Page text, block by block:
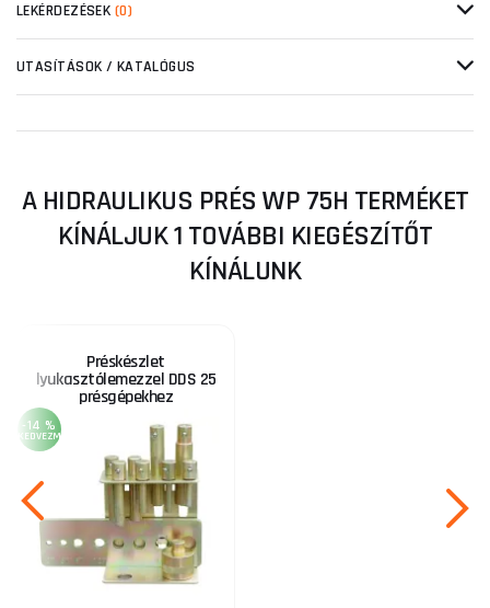
LEKÉRDEZÉSEK (0)
UTASÍTÁSOK / KATALÓGUS
A HIDRAULIKUS PRÉS WP 75H TERMÉKET
KÍNÁLJUK 1 TOVÁBBI KIEGÉSZÍTŐT
KÍNÁLUNK
Préskészlet
lyukasztólemezzel DDS 25
présgépekhez
-14 %
KEDVEZMÉNY